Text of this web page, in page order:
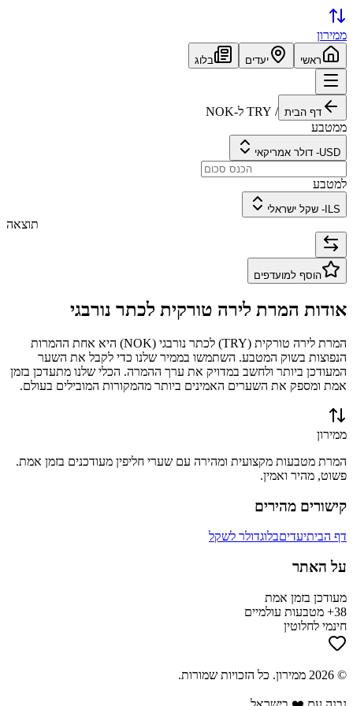
ממירון
ראשי יעדים בלוג
דף הבית /
TRY ל-NOK
ממטבע
USD
- דולר אמריקאי
למטבע
ILS
- שקל ישראלי
תוצאה
הוסף למועדפים
אודות המרת לירה טורקית לכתר נורבגי
המרת לירה טורקית (
TRY) לכתר נורבגי (
NOK) היא אחת ההמרות
הנפוצות בשוק המטבע. השתמשו בממיר שלנו כדי לקבל את השער
המעודכן ביותר ולחשב במדויק את ערך ההמרה. הכלי שלנו מתעדכן בזמן
אמת ומספק את השערים האמינים ביותר מהמקורות המובילים בעולם.
ממירון
המרת מטבעות מקצועית ומהירה עם שערי חליפין מעודכנים בזמן אמת.
פשוט, מהיר ואמין.
קישורים מהירים
דף הביתיעדיםבלוגדולר לשקל
על האתר
מעודכן בזמן אמת
38+ מטבעות עולמיים
חינמי לחלוטין
©
2026 ממירון. כל הזכויות שמורות.